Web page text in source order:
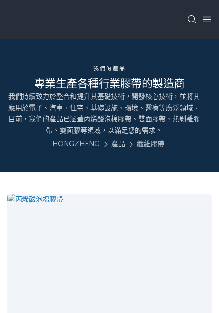
我們的產品
專業生產各種行業膠帶的製造商
我們持續致力於整合和提升其基礎技術，開發核心技術，並將其
應用於電子、汽車、住宅、基礎設施、環境、醫療等廣泛領域。
目前，我們的產品已涵蓋丙烯酸泡棉膠帶、雙面膠帶、熱剝離膠
帶、雙面膠等領域，以滿足您的需求。
HONGZHENG
產品 纖維膠帶